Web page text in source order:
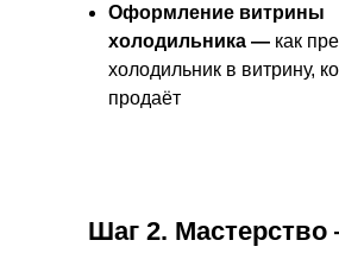
Оформление витрины
холодильника — как
холодильник в витрину,
продаёт
Шаг 2.